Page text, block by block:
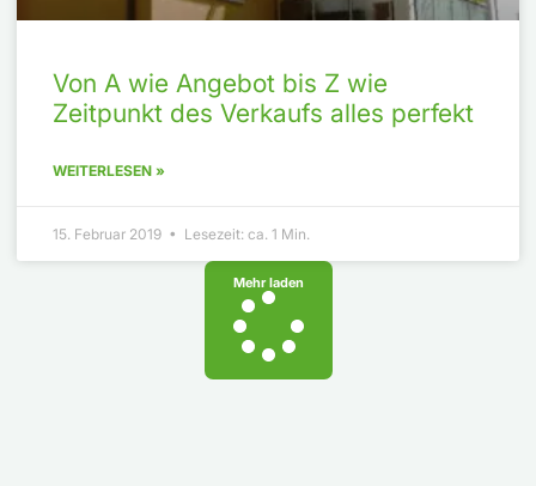
Von A wie Angebot bis Z wie
Zeitpunkt des Verkaufs alles perfekt
WEITERLESEN »
15. Februar 2019 • Lesezeit: ca. 1 Min.
Mehr laden